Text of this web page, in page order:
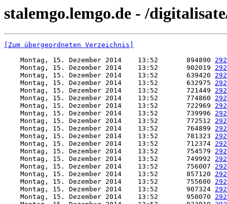
stalemgo.lemgo.de - /
[Zum übergeordneten Verzeichnis]
    Montag, 15. Dezember 2014    13:52       894890
    Montag, 15. Dezember 2014    13:52       902019
    Montag, 15. Dezember 2014    13:52       639420
    Montag, 15. Dezember 2014    13:52       632975
    Montag, 15. Dezember 2014    13:52       721449
    Montag, 15. Dezember 2014    13:52       774860
    Montag, 15. Dezember 2014    13:52       722969
    Montag, 15. Dezember 2014    13:52       739996
    Montag, 15. Dezember 2014    13:52       772512
    Montag, 15. Dezember 2014    13:52       764899
    Montag, 15. Dezember 2014    13:52       781323
    Montag, 15. Dezember 2014    13:52       712374
    Montag, 15. Dezember 2014    13:52       754579
    Montag, 15. Dezember 2014    13:52       749992
    Montag, 15. Dezember 2014    13:52       756007
    Montag, 15. Dezember 2014    13:52       857120
    Montag, 15. Dezember 2014    13:52       755600
    Montag, 15. Dezember 2014    13:52       907324
    Montag, 15. Dezember 2014    13:52       950070